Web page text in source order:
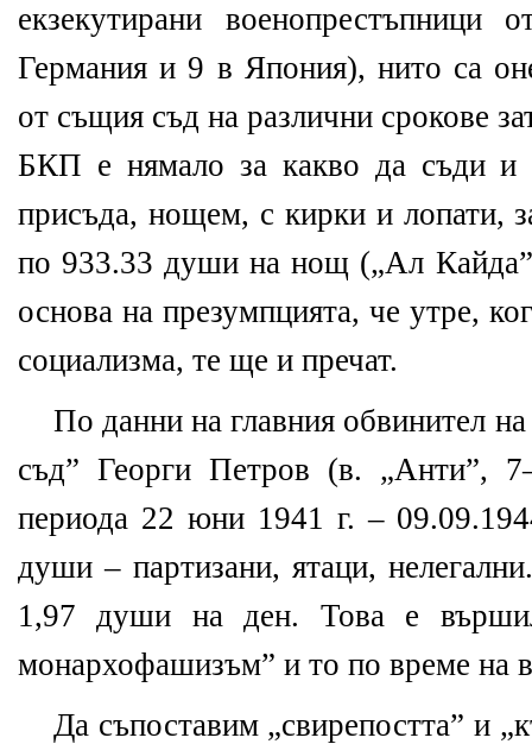
екзекутирани
Германия и 9 в Япония), нито са
от същия съд на различни срокове
БКП е нямало за какво да съди и
присъда, нощем, с кирки и лопати,
по 933.33 души на нощ („Ал
основа на презумпцията, че утре,
социализма, те ще и пречат.
По данни на главния обвинител
съд” Георги Петров (в. „Анти”,
периода 22 юни 1941 г. –
души – партизани, ятаци,
1,97 души на ден. Това е
монархофашизъм” и то по време на
Да съпоставим „свирепостта” и